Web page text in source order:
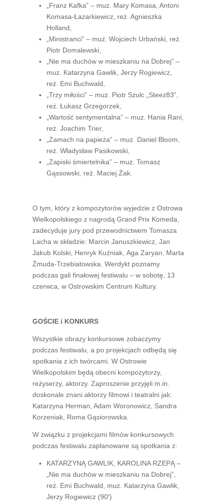
„Franz Kafka” – muz. Mary Komasa, Antoni
Komasa-Łazarkiewicz, reż. Agnieszka
Holland,
„Ministranci” – muz. Wojciech Urbański, reż.
Piotr Domalewski,
„Nie ma duchów w mieszkaniu na Dobrej” –
muz. Katarzyna Gawlik, Jerzy Rogiewicz,
reż. Emi Buchwald,
„Trzy miłości” – muz. Piotr Szulc „Steez83”,
reż. Łukasz Grzegorzek,
„Wartość sentymentalna” – muz. Hania Rani,
reż. Joachim Trier,
„Zamach na papieża” – muz. Daniel Bloom,
reż. Władysław Pasikowski,
„Zapiski śmiertelnika” – muz. Tomasz
Gąssowski, reż. Maciej Żak.
O tym, który z kompozytorów wyjedzie z Ostrowa
Wielkopolskiego z nagrodą Grand Prix Komeda,
zadecyduje jury pod przewodnictwem Tomasza
Lacha w składzie: Marcin Januszkiewicz, Jan
Jakub Kolski, Henryk Kuźniak, Aga Zaryan, Marta
Żmuda-Trzebiatowska. Werdykt poznamy
podczas gali finałowej festiwalu – w sobotę, 13
czerwca, w Ostrowskim Centrum Kultury.
GOŚCIE i KONKURS
Wszystkie obrazy konkursowe zobaczymy
podczas festiwalu, a po projekcjach odbędą się
spotkania z ich twórcami. W Ostrowie
Wielkopolskim będą obecni kompozytorzy,
reżyserzy, aktorzy. Zaproszenie przyjęli m.in.
doskonale znani aktorzy filmowi i teatralni jak:
Katarzyna Herman, Adam Woronowicz, Sandra
Korzeniak, Roma Gąsiorowska.
W związku z projekcjami filmów konkursowych
podczas festiwalu zaplanowane są spotkania z:
KATARZYNĄ GAWLIK, KAROLINA RZEPĄ –
„Nie ma duchów w mieszkaniu na Dobrej”,
reż. Emi Buchwald, muz. Katarzyna Gawlik,
Jerzy Rogiewicz (90′)